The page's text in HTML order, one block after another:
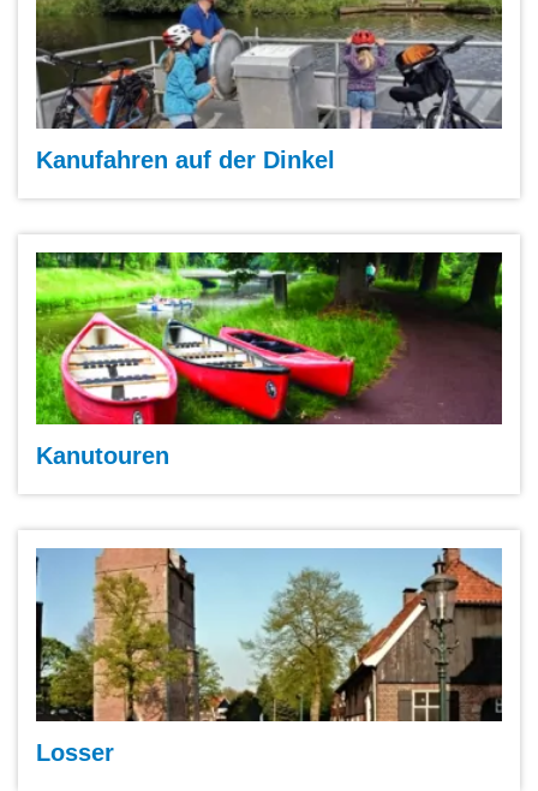
Kanufahren auf der Dinkel
Kanutouren
Losser